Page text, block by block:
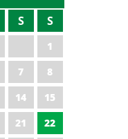
S S
1
7
8
14
15
21
22